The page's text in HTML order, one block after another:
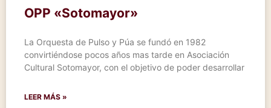
OPP «Sotomayor»
La Orquesta de Pulso y Púa se fundó en 1982
convirtiéndose pocos años mas tarde en Asociación
Cultural Sotomayor, con el objetivo de poder desarrollar
LEER MÁS »